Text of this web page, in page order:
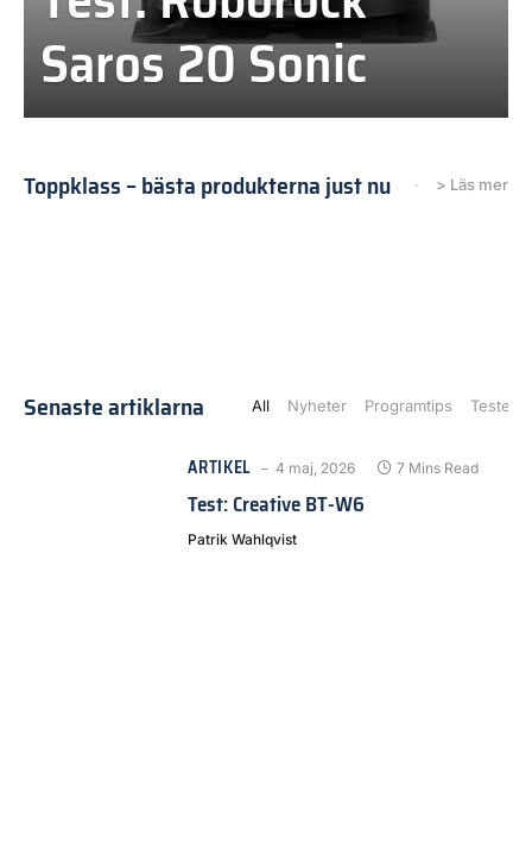
Saros 20 Sonic
Toppklass – bästa produkterna just nu > Läs mer
Senaste artiklarna All Nyheter Programtips Tester
ARTIKEL 4 maj, 2026 7 Mins Read
Test: Creative BT-W6
Patrik Wahlqvist